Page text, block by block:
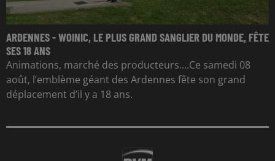
ARDENNES - WOINIC, LE PLUS GRAND SANGLIER DU MONDE, FÊTE
SES 18 ANS
Animations, marché des producteurs....Ce samedi 08
août, l’emblème géant des Ardennes fête son grand
déplacement d’il y a 18 ans.